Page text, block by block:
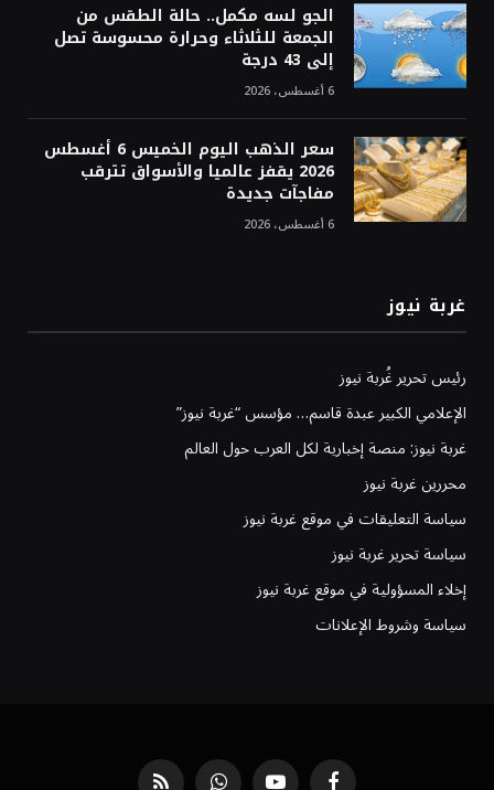
الجو لسه مكمل.. حالة الطقس من
الجمعة للثلاثاء وحرارة محسوسة تصل
إلى 43 درجة
6 أغسطس، 2026
سعر الذهب اليوم الخميس 6 أغسطس
2026 يقفز عالميا والأسواق تترقب
مفاجآت جديدة
6 أغسطس، 2026
غربة نيوز
رئيس تحرير غُربة نيوز
الإعلامي الكبير عبدة قاسم… مؤسس “غربة نيوز”
غربة نيوز: منصة إخبارية لكل العرب حول العالم
محررين غربة نيوز
سياسة التعليقات في موقع غربة نيوز
سياسة تحرير غربة نيوز
إخلاء المسؤولية في موقع غربة نيوز
سياسة وشروط الإعلانات